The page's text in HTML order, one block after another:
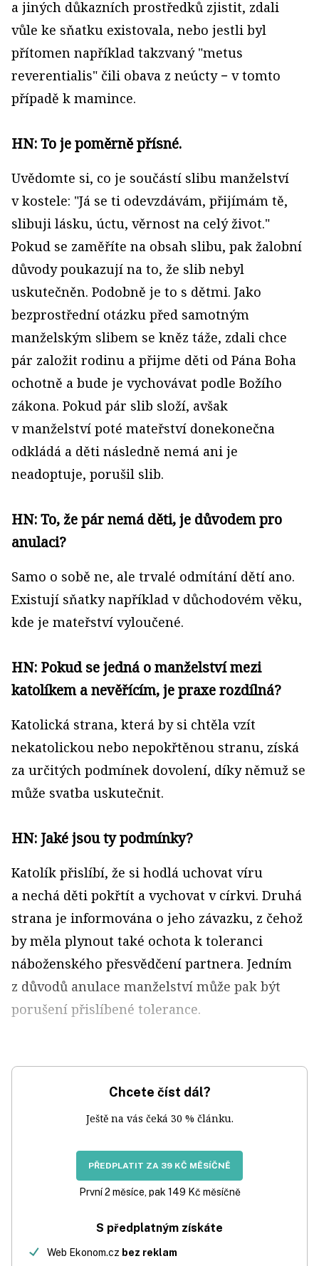
a jiných důkazních prostředků zjistit, zdali
vůle ke sňatku existovala, nebo jestli byl
přítomen například takzvaný "metus
reverentialis" čili obava z neúcty − v tomto
případě k mamince.
HN: To je poměrně přísné.
Uvědomte si, co je součástí slibu manželství
v kostele: "Já se ti odevzdávám, přijímám tě,
slibuji lásku, úctu, věrnost na celý život."
Pokud se zaměříte na obsah slibu, pak žalobní
důvody poukazují na to, že slib nebyl
uskutečněn. Podobně je to s dětmi. Jako
bezprostřední otázku před samotným
manželským slibem se kněz táže, zdali chce
pár založit rodinu a přijme děti od Pána Boha
ochotně a bude je vychovávat podle Božího
zákona. Pokud pár slib složí, avšak
v manželství poté mateřství donekonečna
odkládá a děti následně nemá ani je
neadoptuje, porušil slib.
HN: To, že pár nemá děti, je důvodem pro
anulaci?
Samo o sobě ne, ale trvalé odmítání dětí ano.
Existují sňatky například v důchodovém věku,
kde je mateřství vyloučené.
HN: Pokud se jedná o manželství mezi
katolíkem a nevěřícím, je praxe rozdílná?
Katolická strana, která by si chtěla vzít
nekatolickou nebo nepokřtěnou stranu, získá
za určitých podmínek dovolení, díky němuž se
může svatba uskutečnit.
HN: Jaké jsou ty podmínky?
Katolík přislíbí, že si hodlá uchovat víru
a nechá děti pokřtít a vychovat v církvi. Druhá
strana je informována o jeho závazku, z čehož
by měla plynout také ochota k toleranci
náboženského přesvědčení partnera. Jedním
z důvodů anulace manželství může pak být
porušení přislíbené tolerance.
Chcete číst dál?
Ještě na vás čeká 30 % článku.
PŘEDPLATIT ZA 39 KČ MĚSÍČNĚ
První 2 měsíce, pak 149 Kč měsíčně
S předplatným získáte
Web Ekonom.cz bez reklam